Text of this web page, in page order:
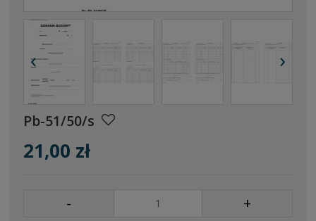
‹ ›
Pb-51/50/s
21,00 zł
- +